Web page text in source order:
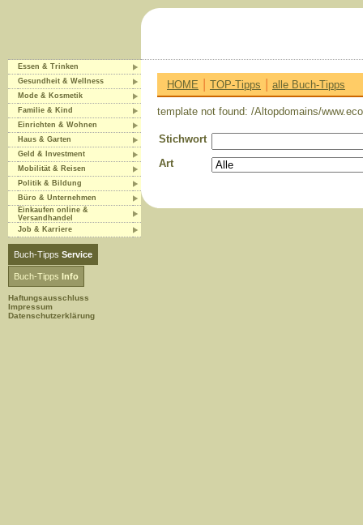
Essen & Trinken
Gesundheit & Wellness
Mode & Kosmetik
Familie & Kind
Einrichten & Wohnen
Haus & Garten
Geld & Investment
Mobilität & Reisen
Politik & Bildung
Büro & Unternehmen
Einkaufen online &
Versandhandel
Job & Karriere
Buch-Tipps Service
Buch-Tipps Info
Haftungsausschluss
Impressum
Datenschutzerklärung
HOME | TOP-Tipps | alle Buch-Tipps
template not found: /Altopdomains/
Stichwort
Art